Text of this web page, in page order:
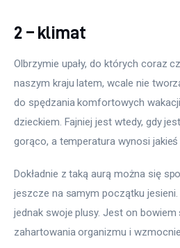
2 – klimat
Olbrzymie upały, do których coraz
naszym kraju latem, wcale nie
do spędzania komfortowych
dzieckiem. Fajniej jest wtedy, gdy
gorąco, a temperatura wynosi
Dokładnie z taką aurą można się
jeszcze na samym początku
jednak swoje plusy. Jest on
zahartowania organizmu i